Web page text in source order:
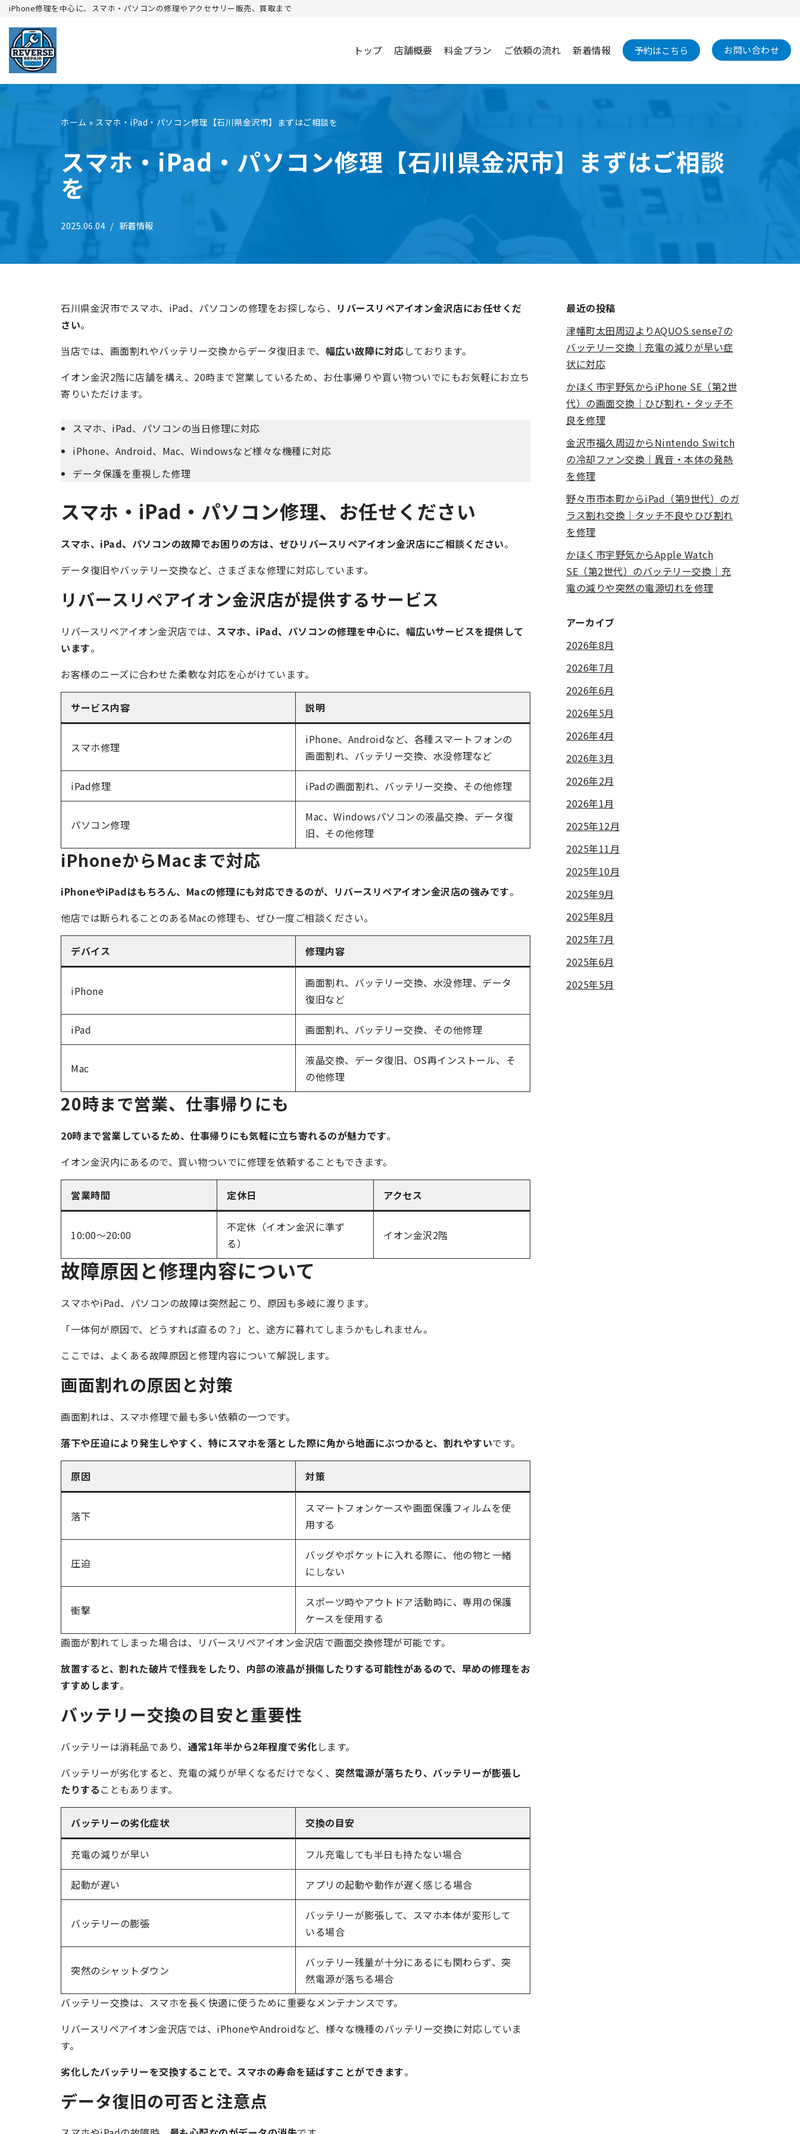
コ
ン
テ
ン
iPhone修理を中心に、スマホ・パソコンの修理やアクセサリー販売、買取まで
トップ 店舗概要 料金プラン ご依頼の流れ 新着情報 予約はこちら お問い合わせ
ホーム » スマホ・iPad・パソコン修理【石川県金沢市】まずはご相談を
スマホ・iPad・パソコン修理【石川県金沢市】まずはご相談
を
2025.06.04 新着情報
石川県金沢市でスマホ、iPad、パソコンの修理をお探しなら、 リバースリペアイオン金沢店にお任せくだ
さい。
当店では、画面割れやバッテリー交換からデータ復旧まで、 幅広い故障に対応しております。
イオン金沢2階に店舗を構え、20時まで営業しているため、お仕事帰りや買い物ついでにもお気軽にお立ち
寄りいただけます。
スマホ、iPad、パソコンの当日修理に対応
iPhone、Android、Mac、Windowsなど様々な機種に対応
データ保護を重視した修理
スマホ・iPad・パソコン修理、お任せください
スマホ、iPad、パソコンの故障でお困りの方は、ぜひリバースリペアイオン金沢店にご相談ください。
データ復旧やバッテリー交換など、さまざまな修理に対応しています。
リバースリペアイオン金沢店が提供するサービス
リバースリペアイオン金沢店では、 スマホ、iPad、パソコンの修理を中心に、幅広いサービスを提供して
います。
お客様のニーズに合わせた柔軟な対応を心がけています。
サービス内容 説明
スマホ修理
iPhone、Androidなど、各種スマートフォンの
画面割れ、バッテリー交換、水没修理など
iPad修理 iPadの画面割れ、バッテリー交換、その他修理
パソコン修理
Mac、Windowsパソコンの液晶交換、データ復
旧、その他修理
iPhoneからMacまで対応
iPhoneやiPadはもちろん、Macの修理にも対応できるのが、リバースリペアイオン金沢店の強みです。
他店では断られることのあるMacの修理も、ぜひ一度ご相談ください。
デバイス 修理内容
iPhone
画面割れ、バッテリー交換、水没修理、データ
復旧など
iPad 画面割れ、バッテリー交換、その他修理
Mac
液晶交換、データ復旧、OS再インストール、そ
の他修理
20時まで営業、仕事帰りにも
20時まで営業しているため、仕事帰りにも気軽に立ち寄れるのが魅力です。
イオン金沢内にあるので、買い物ついでに修理を依頼することもできます。
営業時間 定休日 アクセス
10:00～20:00
不定休（イオン金沢に準ず
る）
イオン金沢2階
故障原因と修理内容について
スマホやiPad、パソコンの故障は突然起こり、原因も多岐に渡ります。
「一体何が原因で、どうすれば直るの？」と、途方に暮れてしまうかもしれません。
ここでは、よくある故障原因と修理内容について解説します。
画面割れの原因と対策
画面割れは、スマホ修理で最も多い依頼の一つです。
落下や圧迫により発生しやすく、特にスマホを落とした際に角から地面にぶつかると、割れやすいです。
原因 対策
落下
スマートフォンケースや画面保護フィルムを使
用する
圧迫
バッグやポケットに入れる際に、他の物と一緒
にしない
衝撃
スポーツ時やアウトドア活動時に、専用の保護
ケースを使用する
画面が割れてしまった場合は、リバースリペアイオン金沢店で画面交換修理が可能です。
放置すると、割れた破片で怪我をしたり、内部の液晶が損傷したりする可能性があるので、早めの修理をお
すすめします。
バッテリー交換の目安と重要性
バッテリーは消耗品であり、 通常1年半から2年程度で劣化します。
バッテリーが劣化すると、充電の減りが早くなるだけでなく、 突然電源が落ちたり、バッテリーが膨張し
たりする こともあります。
バッテリーの劣化症状 交換の目安
充電の減りが早い フル充電しても半日も持たない場合
起動が遅い アプリの起動や動作が遅く感じる場合
バッテリーの膨張
バッテリーが膨張して、スマホ本体が変形して
いる場合
突然のシャットダウン
バッテリー残量が十分にあるにも関わらず、突
然電源が落ちる場合
バッテリー交換は、スマホを長く快適に使うために重要なメンテナンスです。
リバースリペアイオン金沢店では、iPhoneやAndroidなど、様々な機種のバッテリー交換に対応していま
す。
劣化したバッテリーを交換することで、スマホの寿命を延ばすことができます。
データ復旧の可否と注意点
最近の投稿
津幡町太田周辺よりAQUOS sense7の
バッテリー交換｜充電の減りが早い症
状に対応
かほく市宇野気からiPhone SE（第2世
代）の画面交換｜ひび割れ・タッチ不
良を修理
金沢市福久周辺からNintendo Switch
の冷却ファン交換｜異音・本体の発熱
を修理
野々市市本町からiPad（第9世代）のガ
ラス割れ交換｜タッチ不良やひび割れ
を修理
かほく市宇野気からApple Watch
SE（第2世代）のバッテリー交換｜充
電の減りや突然の電源切れを修理
アーカイブ
2026年8月
2026年7月
2026年6月
2026年5月
2026年4月
2026年3月
2026年2月
2026年1月
2025年12月
2025年11月
2025年10月
2025年9月
2025年8月
2025年7月
2025年6月
2025年5月